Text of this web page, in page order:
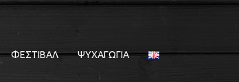
ΦΕΣΤΙΒΑΛ ΨΥΧΑΓΩΓΙΑ